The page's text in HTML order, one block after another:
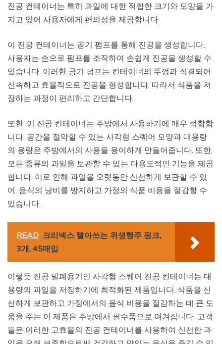
진공 컨테이너는 특히 과일에 대한 적합한 크기와 모양을 가
지고 있어 사용자에게 편의성을 제공합니다.
이 진공 컨테이너는 공기 펌프를 통해 진공을 생성합니다.
사용자는 손으로 펌프를 조작하여 손쉽게 진공을 생성할 수
있습니다. 이러한 공기 펌프는 컨테이너의 뚜껑과 직결되어
신속하고 효율적으로 진공을 형성합니다. 따라서 식품을 저
장하는 과정이 편리하고 간단합니다.
또한, 이 진공 컨테이너는 주방에서 사용하기에 매우 적합합
니다. 공간을 절약할 수 있는 사각형 스퀘어 모양과 대용량
의 용량은 주방에서의 사용을 용이하게 만들어줍니다. 또한,
모든 종류의 과일을 보관할 수 있는 다용도적인 기능을 제공
합니다. 이로 인해 과일을 오랫동안 신선하게 보관할 수 있
어, 음식의 낭비를 방지하고 가정의 식품 비용을 절감할 수
있습니다.
READ 크리넥스 빨아쓰는 위생행주 핑크,
3개, 45매입
이렇듯 진공 밀폐용기인 사각형 스퀘어 진공 컨테이너는 대
용량의 과일을 저장하기에 최적화된 제품입니다. 식품을 신
선하게 보관하고 가정에서의 음식 비용을 절감하는 데 큰 도
움을 주는 이 제품은 주방에서 필수품으로 여겨집니다. 고객
들은 이러한 고효율의 진공 컨테이너를 사용하여 신선한 과